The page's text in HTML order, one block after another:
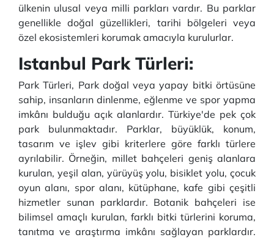
ülkenin ulusal veya milli parkları vardır. Bu parklar
genellikle doğal güzellikleri, tarihi bölgeleri veya
özel ekosistemleri korumak amacıyla kurulurlar.
Istanbul Park Türleri:
Park Türleri, Park doğal veya yapay bitki örtüsüne
sahip, insanların dinlenme, eğlenme ve spor yapma
imkânı bulduğu açık alanlardır. Türkiye'de pek çok
park bulunmaktadır. Parklar, büyüklük, konum,
tasarım ve işlev gibi kriterlere göre farklı türlere
ayrılabilir. Örneğin, millet bahçeleri geniş alanlara
kurulan, yeşil alan, yürüyüş yolu, bisiklet yolu, çocuk
oyun alanı, spor alanı, kütüphane, kafe gibi çeşitli
hizmetler sunan parklardır. Botanik bahçeleri ise
bilimsel amaçlı kurulan, farklı bitki türlerini koruma,
tanıtma ve araştırma imkânı sağlayan parklardır.